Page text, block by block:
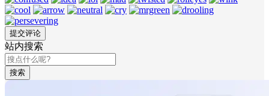
站内搜索
搜索